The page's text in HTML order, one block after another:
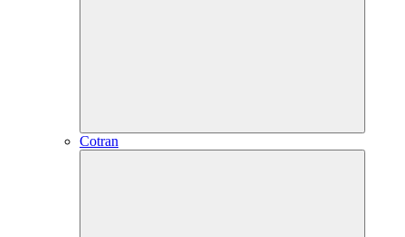
Cotran